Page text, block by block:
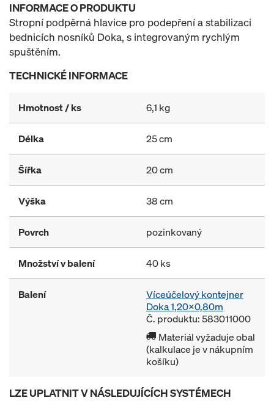
INFORMACE O PRODUKTU
Stropní podpěrná hlavice pro podepření a stabilizaci
bednicích nosníků Doka, s integrovaným rychlým
spuštěním.
TECHNICKÉ INFORMACE
Hmotnost / ks 6,1 kg
Délka 25 cm
Šířka 20 cm
Výška 38 cm
Povrch pozinkovaný
Množství v balení 40 ks
Balení
Víceúčelový kontejner
Doka 1,20x0,80m
Č. produktu: 583011000
Materiál vyžaduje obal
(kalkulace je v nákupním
košíku)
LZE UPLATNIT V NÁSLEDUJÍCÍCH SYSTÉMECH